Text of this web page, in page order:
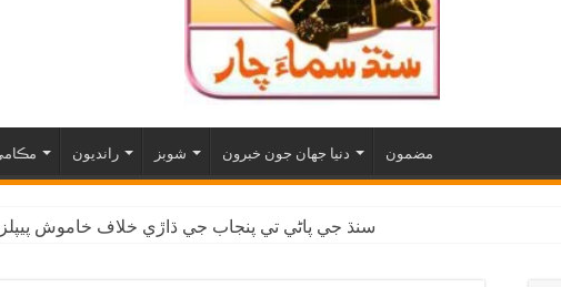
رانديون شوبز دنيا جهان جون خبرون مضمون
سنڌ جي پاڻي تي پنجاب جي ڌاڙي خلاف خاموش